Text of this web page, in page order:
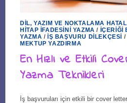
DIL, YAZIM VE NOKTALAMA
HITAP İFADESINI YAZMA / İÇERIĞI
YAZMA /İŞ BAŞVURU DILEKÇESI /
MEKTUP YAZDIRMA
En Hızlı ve Etkili
Yazma Teknikleri
İş başvuruları için etkili bir cover